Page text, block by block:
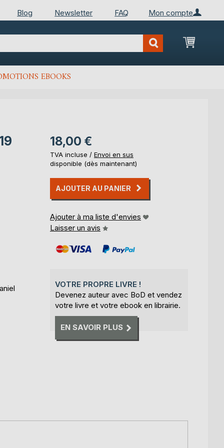
Mon compte
Blog Newsletter FAQ
Mon
EBOOKS
18,00 €
TVA incluse / Envoi en sus
disponible (dès maintenant)
AJOUTER AU PANIER
Ajouter à ma liste d'envies
Laisser un avis
VOTRE PROPRE LIVRE !
Devenez auteur avec BoD et vendez
votre livre et votre ebook en librairie.
EN SAVOIR PLUS